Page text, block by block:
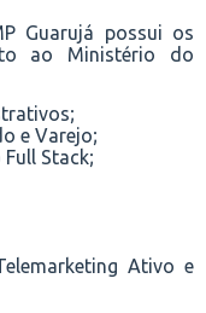
Guarujá possui os
ao Ministério do
e Varejo;
Stack;
Ativo e